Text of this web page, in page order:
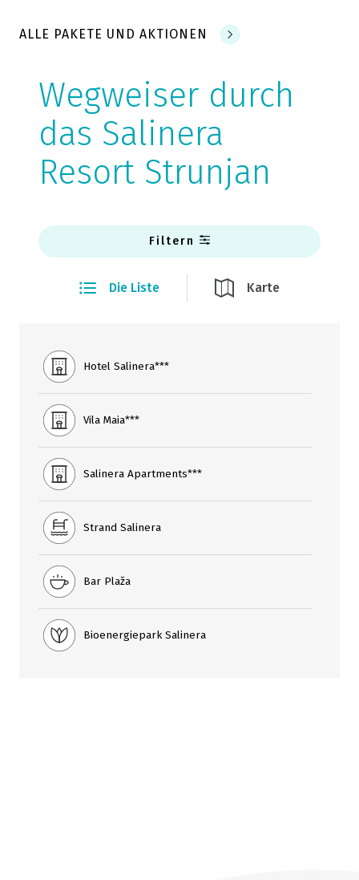
ALLE PAKETE UND AKTIONEN
Wegweiser durch
das Salinera
Resort Strunjan
Filtern
Die Liste Karte
Hotel Salinera***
Vila Maia***
Salinera Apartments***
Strand Salinera
Bar Plaža
Bioenergiepark Salinera